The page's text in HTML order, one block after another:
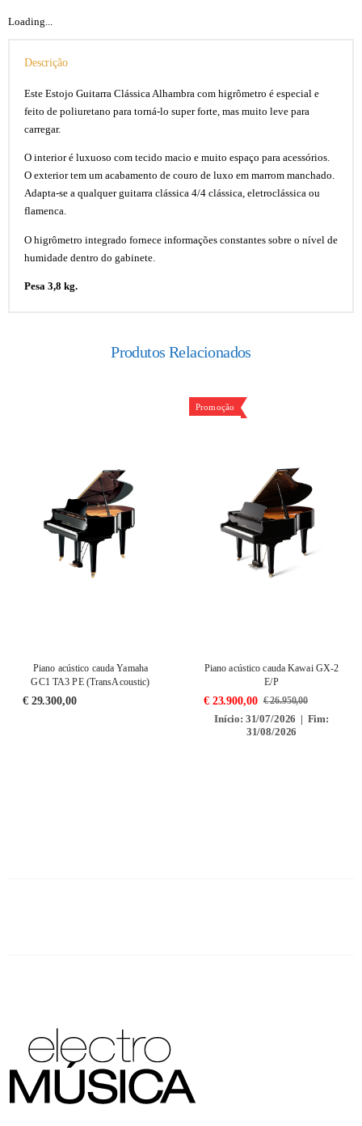
Loading...
Descrição
Este Estojo Guitarra Clássica Alhambra com higrômetro é especial e
feito de poliuretano para torná-lo super forte, mas muito leve para
carregar.
O interior é luxuoso com tecido macio e muito espaço para acessórios.
O exterior tem um acabamento de couro de luxo em marrom manchado.
Adapta-se a qualquer guitarra clássica 4/4 clássica, eletroclássica ou
flamenca.
O higrômetro integrado fornece informações constantes sobre o nível de
humidade dentro do gabinete.
Pesa 3,8 kg.
Produtos Relacionados
Piano acústico cauda Yamaha
GC1 TA3 PE (TransAcoustic)
€29.300,00
Promoção
Piano acústico cauda Kawai GX-2
E/P
€26.950,00
€23.900,00
Início: 31/07/2026 | Fim:
31/08/2026